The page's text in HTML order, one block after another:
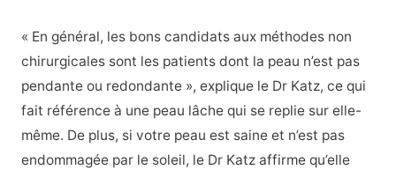
« En général, les bons candidats aux méthodes non
chirurgicales sont les patients dont la peau n’est pas
pendante ou redondante », explique le Dr Katz, ce qui
fait référence à une peau lâche qui se replie sur elle-
même. De plus, si votre peau est saine et n’est pas
endommagée par le soleil, le Dr Katz affirme qu’elle